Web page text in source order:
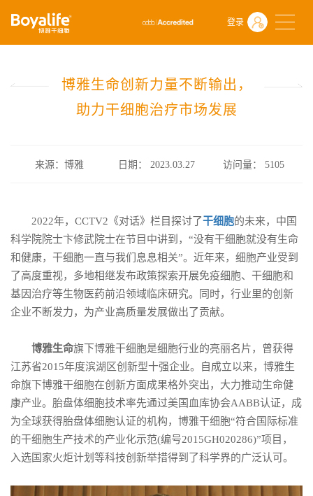
登录
首页 什么是干细胞
前沿动态
博雅生命创新力量不断输出，助力干细胞治疗市场发展
博雅生命创新力量不断输出，
助力干细胞治疗市场发展
来源：博雅 日期： 2023.03.27 访问量：5105
2022年，CCTV2《对话》栏目探讨了干细胞的未来，中国
科学院院士卞修武院士在节目中讲到，“没有干细胞就没有生命
和健康，干细胞一直与我们息息相关”。近年来，细胞产业受到
了高度重视，多地相继发布政策探索开展免疫细胞、干细胞和
基因治疗等生物医药前沿领域临床研究。同时，行业里的创新
企业不断发力，为产业高质量发展做出了贡献。
博雅生命旗下博雅干细胞是细胞行业的亮丽名片，曾获得
江苏省2015年度滨湖区创新型十强企业。自成立以来，博雅生
命旗下博雅干细胞在创新方面成果格外突出，大力推动生命健
康产业。胎盘体细胞技术率先通过美国血库协会AABB认证，成
为全球获得胎盘体细胞认证的机构，博雅干细胞“符合国际标准
的干细胞生产技术的产业化示范(编号2015GH020286)”项目，
入选国家火炬计划等科技创新举措得到了科学界的广泛认可。